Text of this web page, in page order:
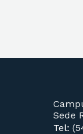
Sede
Tel: